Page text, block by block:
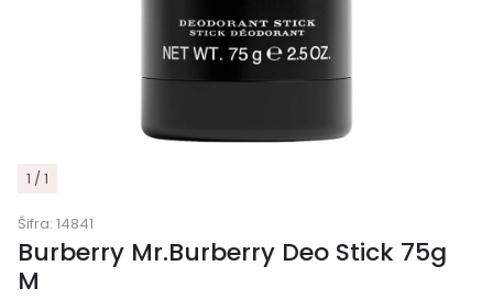
1 / 1
Šifra: 14841
Burberry Mr.Burberry Deo Stick 75g
M